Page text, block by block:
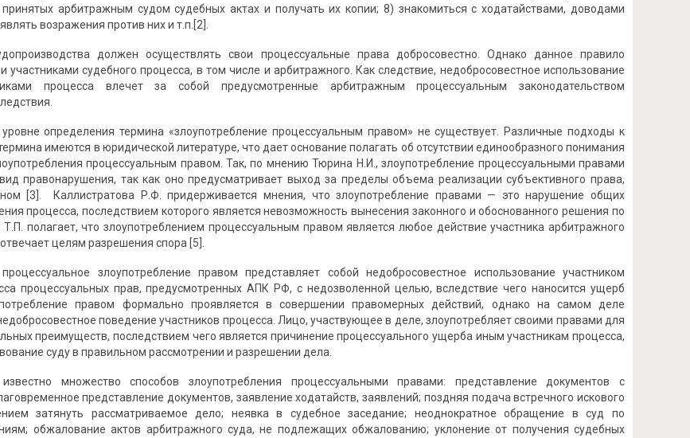
арбитражным судом судебных актах и получать их копии; 8) знакомиться с ходатайствами, доводами
возражения против них и т.п.[2].
должен осуществлять свои процессуальные права добросовестно. Однако данное правило
участниками судебного процесса, в том числе и арбитражного. Как следствие, недобросовестное использование
процесса влечет за собой предусмотренные арбитражным процессуальным законодательством
определения термина «злоупотребление процессуальным правом» не существует. Различные подходы к
имеются в юридической литературе, что дает основание полагать об отсутствии единообразного понимания
процессуальным правом. Так, по мнению Тюрина Н.И., злоупотребление процессуальными правами
правонарушения, так как оно предусматривает выход за пределы объема реализации субъективного права,
[3]. Каллистратова Р.Ф. придерживается мнения, что злоупотребление правами — это нарушение общих
процесса, последствием которого является невозможность вынесения законного и обоснованного решения по
полагает, что злоупотреблением процессуальным правом является любое действие участника арбитражного
целям разрешения спора [5].
злоупотребление правом представляет собой недобросовестное использование участником
процессуальных прав, предусмотренных АПК РФ, с недозволенной целью, вследствие чего наносится ущерб
правом формально проявляется в совершении правомерных действий, однако на самом деле
поведение участников процесса. Лицо, участвующее в деле, злоупотребляет своими правами для
преимуществ, последствием чего является причинение процессуального ущерба иным участникам процесса,
суду в правильном рассмотрении и разрешении дела.
множество способов злоупотребления процессуальными правами: представление документов с
представление документов, заявление ходатайств, заявлений; поздняя подача встречного искового
затянуть рассматриваемое дело; неявка в судебное заседание; неоднократное обращение в суд по
обжалование актов арбитражного суда, не подлежащих обжалованию; уклонение от получения судебных